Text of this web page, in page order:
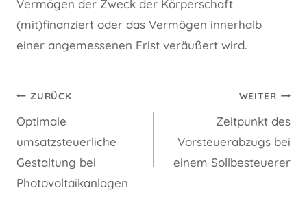
Vermögen der Zweck der Körperschaft
(mit)finanziert oder das Vermögen innerhalb
einer angemessenen Frist veräußert wird.
Beitragsnavigation
ZURÜCK
Optimale
umsatzsteuerliche
Gestaltung bei
Photovoltaikanlagen
WEITER
Zeitpunkt des
Vorsteuerabzugs bei
einem Sollbesteuerer